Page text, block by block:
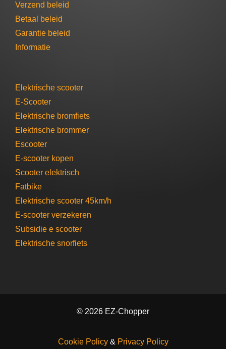
Verzend beleid
Betaal beleid
Garantie beleid​
Informatie
Elektrische scooter
E-Scooter
Elektrische bromfiets
Elektrische brommer​
Escooter​
E-scooter​ kopen
Scooter elektrisch​
Fatbike
Elektrische scooter 45km/h
E-scooter verzekeren
Subsidie e scooter
Elektrische snorfiets
© 2026 EZ-Chopper
Cookie Policy & Privacy Policy